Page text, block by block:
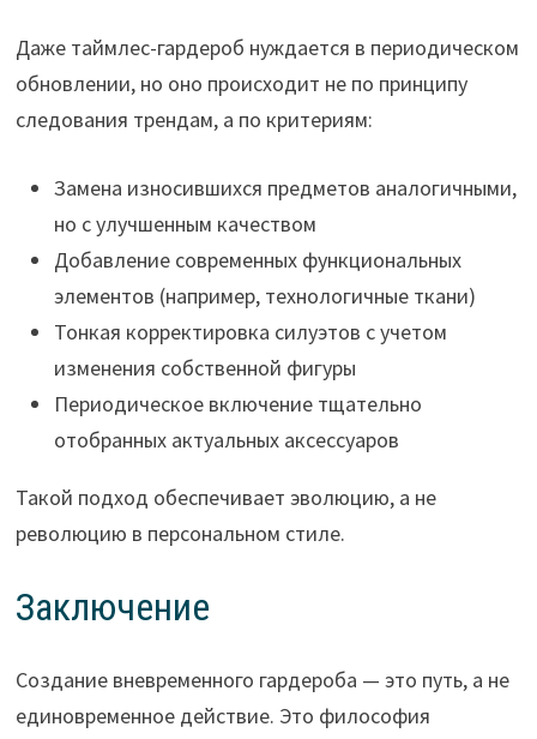
Даже таймлес-гардероб нуждается в периодическом
обновлении, но оно происходит не по принципу
следования трендам, а по критериям:
Замена износившихся предметов аналогичными,
но с улучшенным качеством
Добавление современных функциональных
элементов (например, технологичные ткани)
Тонкая корректировка силуэтов с учетом
изменения собственной фигуры
Периодическое включение тщательно
отобранных актуальных аксессуаров
Такой подход обеспечивает эволюцию, а не
революцию в персональном стиле.
Заключение
Создание вневременного гардероба — это путь, а не
единовременное действие. Это философия